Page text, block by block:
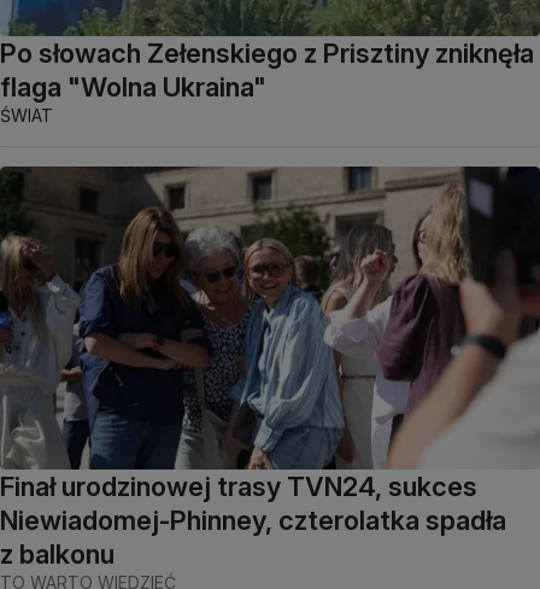
Po słowach Zełenskiego z Prisztiny zniknęła
flaga "Wolna Ukraina"
ŚWIAT
Finał urodzinowej trasy TVN24, sukces
Niewiadomej-Phinney, czterolatka spadła
z balkonu
TO WARTO WIEDZIEĆ